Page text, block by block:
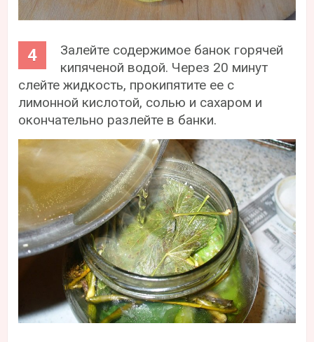
Залейте содержимое банок горячей
кипяченой водой. Через 20 минут
слейте жидкость, прокипятите ее с
лимонной кислотой, солью и сахаром и
окончательно разлейте в банки.